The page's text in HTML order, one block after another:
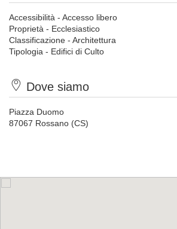
Accessibilità - Accesso libero
Proprietà - Ecclesiastico
Classificazione - Architettura
Tipologia - Edifici di Culto
Dove siamo
Piazza Duomo
87067 Rossano (CS)